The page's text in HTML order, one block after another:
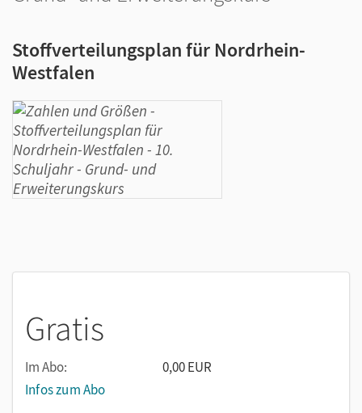
Stoffverteilungsplan für Nordrhein-
Westfalen
Gratis
Im Abo:
0,00 EUR
Infos zum Abo